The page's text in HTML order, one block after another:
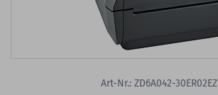
Art-Nr.: ZD6A042-30ER02EZ